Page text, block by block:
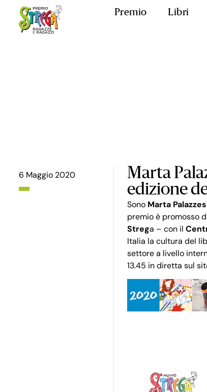
Premio Libri
6 Maggio 2020
Marta
edizione
Sono Marta
premio è promosso
Strega – con il
Italia la cultura del
settore a livello
13.45 in diretta sul